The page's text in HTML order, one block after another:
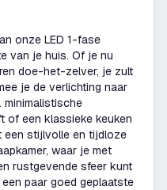
onze LED 1-fase
van je huis. Of je nu
doe-het-zelver, je zult
je de verlichting naar
of een klassieke keuken
een stijlvolle en tijdloze
waar je met
rustgevende sfeer kunt
paar goed geplaatste